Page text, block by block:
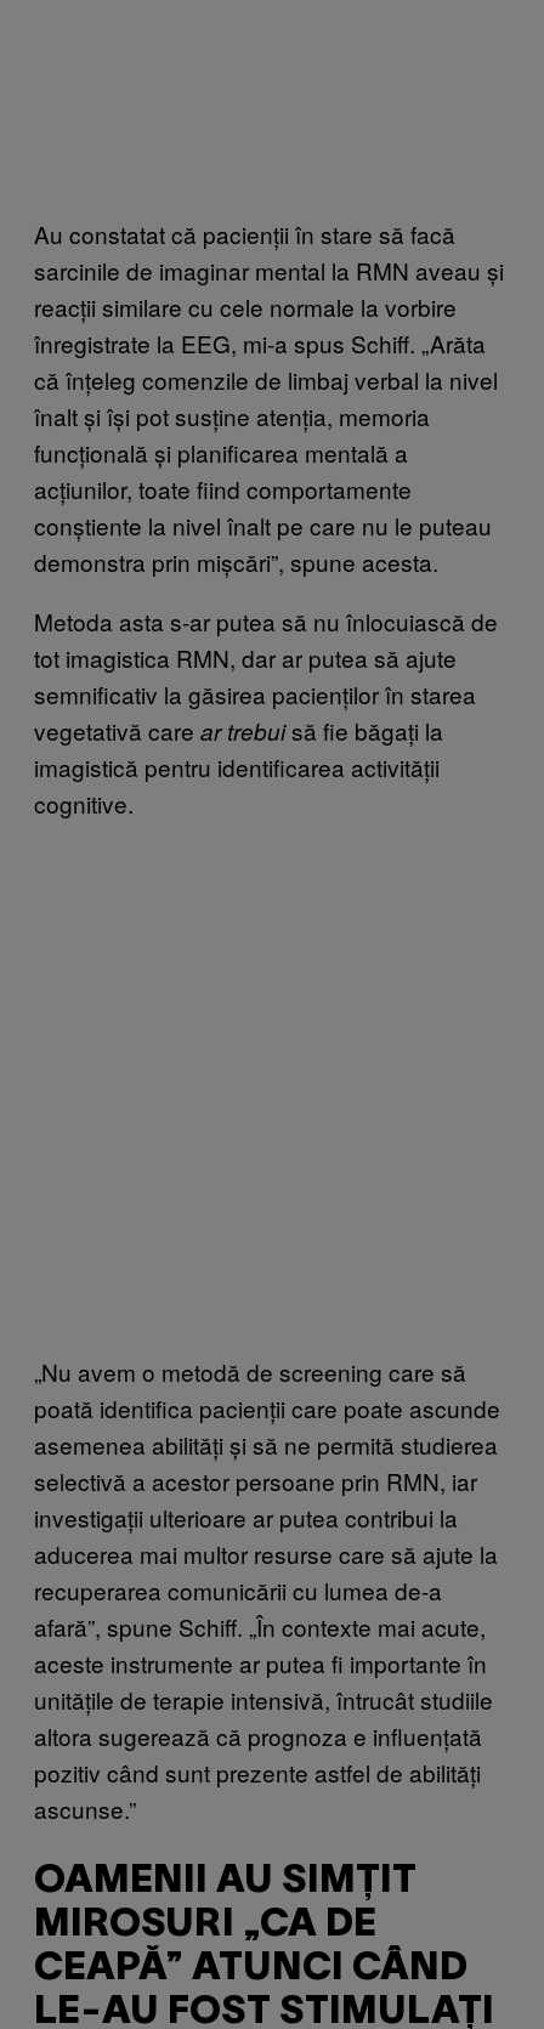
Au constatat că pacienții în stare să facă
sarcinile de imaginar mental la RMN aveau și
reacții similare cu cele normale la vorbire
înregistrate la EEG, mi-a spus Schiff. „Arăta
că înțeleg comenzile de limbaj verbal la nivel
înalt și își pot susține atenția, memoria
funcțională și planificarea mentală a
acțiunilor, toate fiind comportamente
conștiente la nivel înalt pe care nu le puteau
demonstra prin mișcări”, spune acesta.
Metoda asta s-ar putea să nu înlocuiască de
tot imagistica RMN, dar ar putea să ajute
semnificativ la găsirea pacienților în starea
vegetativă care ar trebuisă fie băgați la
imagistică pentru identificarea activității
cognitive.
„Nu avem o metodă de screening care să
poată identifica pacienții care poate ascunde
asemenea abilități și să ne permită studierea
selectivă a acestor persoane prin RMN, iar
investigații ulterioare ar putea contribui la
aducerea mai multor resurse care să ajute la
recuperarea comunicării cu lumea de-a
afară”, spune Schiff. „În contexte mai acute,
aceste instrumente ar putea fi importante în
unitățile de terapie intensivă, întrucât studiile
altora sugerează că prognoza e influențată
pozitiv când sunt prezente astfel de abilități
ascunse.”
OAMENII AU SIMȚIT
MIROSURI „CA DE
CEAPĂ” ATUNCI CÂND
LE-AU FOST STIMULAȚI